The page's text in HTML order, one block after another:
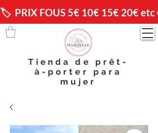
🏷️  PRIX FOUS 5€ 10€ 15€ 20€ etc
Tienda de prêt-
à-porter para
mujer